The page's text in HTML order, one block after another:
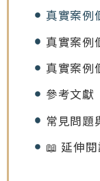
真實案例
真實案例
真實案例
參考文獻
常見問題
📖 延伸